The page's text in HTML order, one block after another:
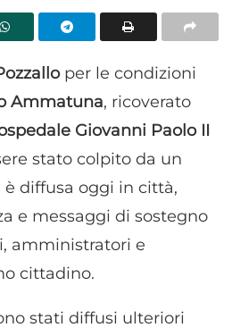
per le condizioni
Ammatuna, ricoverato
Giovanni Paolo II
stato colpito da un
è diffusa oggi in città,
e messaggi di sostegno
amministratori e
cittadino.
stati diffusi ulteriori